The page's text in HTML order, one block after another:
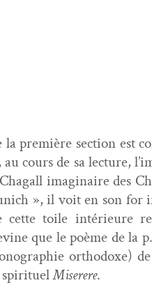
la pre­mière sec­tion est
au cours de sa lec­ture,
imag­i­naire des
», il voit en son for
cette toile intérieure
que le poème de la
ortho­doxe)
spir­ituelMis­erere.